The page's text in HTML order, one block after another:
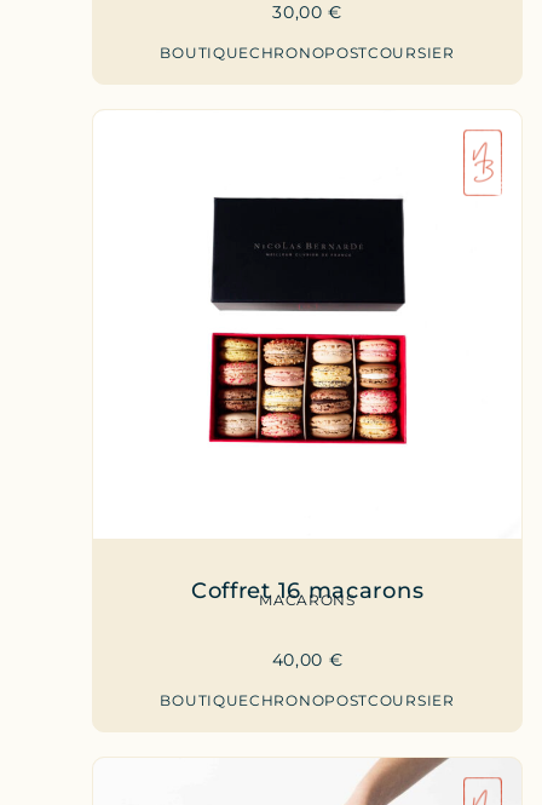
30,00€
BOUTIQUECHRONOPOSTCOURSIER
Coffret 16 macarons
MACARONS
40,00 €
BOUTIQUECHRONOPOSTCOURSIER